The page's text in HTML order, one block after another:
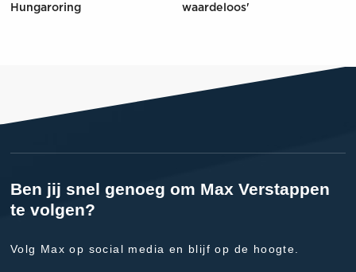
Hungaroring
waardeloos'
Ben jij snel genoeg om Max Verstappen
te volgen?
Volg Max op social media en blijf op de hoogte.